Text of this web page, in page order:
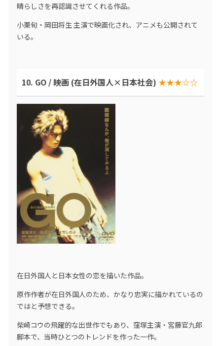
晴らしさを再認識させてくれる作品。
小栗旬・岡田将生 主演で映画化され、アニメも公開されて
いる。
10. GO / 映画 (在日外国人×日本社会) ★★★☆☆
在日外国人と日本女性の恋を描いた作品。
原作作者が在日外国人のため、かなり忠実に描かれているの
ではと予想できる。
柴崎コウの飛躍的な出世作でもあり、窪塚主演・宮藤官九郎
脚本で、当時ひとつのトレンドを作った一作。